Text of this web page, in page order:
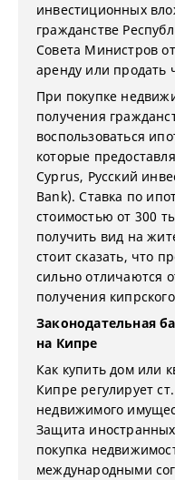
инвестиционных
гражданстве
Совета Министров
аренду или продать
При покупке
получения
воспользоваться
которые
Cyprus, Русский
Bank). Ставка по
стоимостью от 300
получить вид на
стоит сказать, что
сильно отличаются
получения
Законодательная
на Кипре
Как купить дом или
Кипре регулирует
недвижимого
Защита
покупка
международными